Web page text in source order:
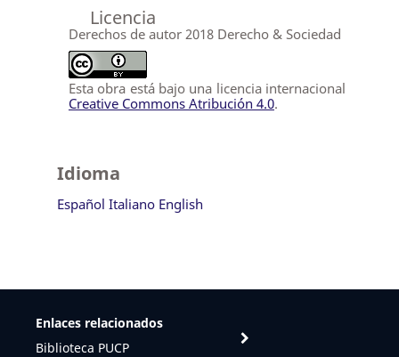
Licencia
Derechos de autor 2018 Derecho & Sociedad
Esta obra está bajo una licencia internacional
Creative Commons Atribución 4.0.
Idioma
Español Italiano English
Enlaces relacionados
Biblioteca PUCP